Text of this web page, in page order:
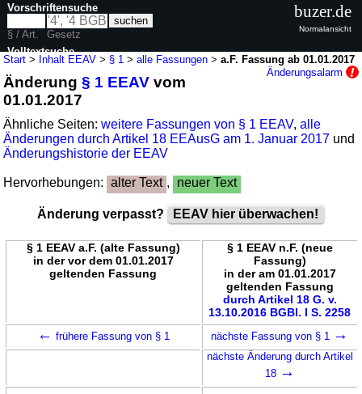
Start > Inhalt EEAV > § 1 >alle Fassungen >a.F. Fassung ab 01.01.2017
Änderungsalarm
Änderung§ 1 EEAV vom
01.01.2017
Ähnliche Seiten:weitere Fassungen von § 1 EEAV,alle
Änderungen durch Artikel 18 EEAusG am 1. Januar 2017 und
Änderungshistorie der EEAV
Hervorhebungen: alter Text , neuer Text
Änderung verpasst? EEAV hier überwachen!
§ 1 EEAV a.F. (alte Fassung)
in der vor dem 01.01.2017
geltenden Fassung
§ 1 EEAV n.F. (neue
Fassung)
in der am 01.01.2017
geltenden Fassung
durch Artikel 18 G. v.
13.10.2016 BGBl. I S. 2258
← frühere Fassung von § 1 nächste Fassung von § 1 →
nächste Änderung durch Artikel
18 →
Vorschriftensuche
§ / Art.
Gesetz
Volltextsuche
nur in EEAV
buzer.de
Normalansicht